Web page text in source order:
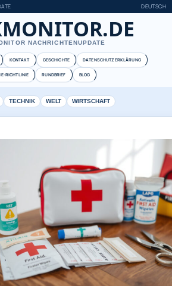
DEUTSCH
NACHRICHTENUPDATE
KONTAKT GESCHICHTE DATENSCHUTZERKLÄRUNG
RICHTLINIE RUNDBRIEF BLOG
TECHNIK WELT WIRTSCHAFT